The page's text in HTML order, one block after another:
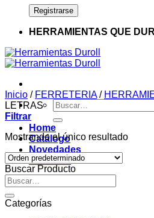
HERRAMIENTAS QUE
Buscar
por:
Home
Catálogo
Novedades
Contacto
Inicio / FERRETERIA /
LETRAS
Filtrar
Mostrando el único resultado
Buscar Producto
Buscar
por:
Categorías